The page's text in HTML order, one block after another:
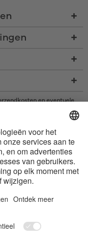
en eventuele
beschreven
gebruik van dergelijke
onder licentie.
van Apple Inc.
van Google LLC.